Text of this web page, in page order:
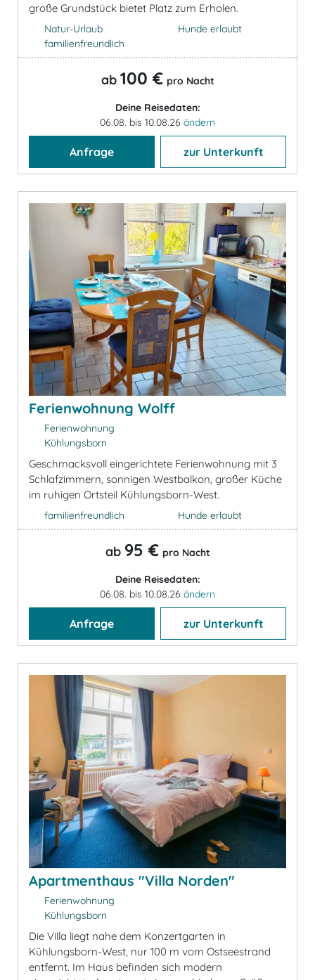
große Grundstück bietet Platz zum Erholen.
Natur-Urlaub
familienfreundlich
Hunde erlaubt
ab 100 € pro Nacht
Deine Reisedaten:
06.08. bis 10.08.26 ändern
Anfrage zur Unterkunft
Ferienwohnung Wolff
Ferienwohnung
Kühlungsborn
Geschmacksvoll eingerichtete Ferienwohnung mit 3
Schlafzimmern, sonnigen Westbalkon, großer Küche
im ruhigen Ortsteil Kühlungsborn-West.
familienfreundlich Hunde erlaubt
ab 95 € pro Nacht
Deine Reisedaten:
06.08. bis 10.08.26 ändern
Anfrage zur Unterkunft
Apartmenthaus "Villa Norden"
Ferienwohnung
Kühlungsborn
Die Villa liegt nahe dem Konzertgarten in
Kühlungsborn-West, nur 100 m vom Ostseestrand
entfernt. Im Haus befinden sich modern